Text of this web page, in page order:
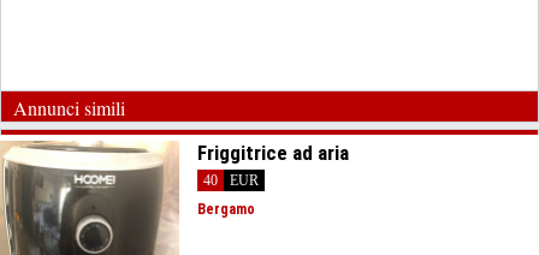
Annunci simili
Friggitrice ad aria
40
EUR
Bergamo